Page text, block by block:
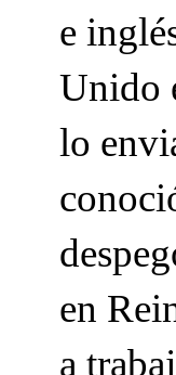
e
Unido
lo
en
a